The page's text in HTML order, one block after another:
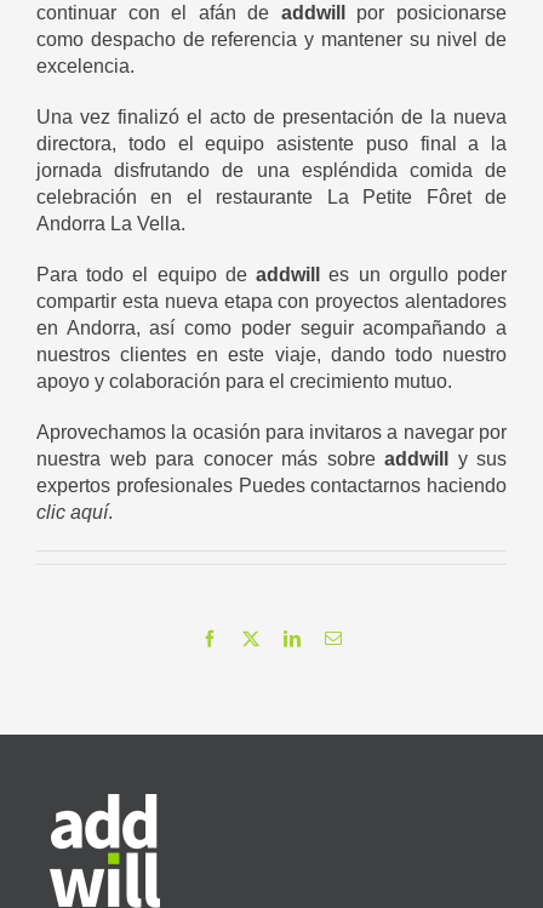
continuar con el afán de addwill
por posicionarse
como despacho de referencia y mantener su nivel de
excelencia.
Una vez finalizó el acto de presentación de la nueva
directora, todo el equipo asistente puso final a la
jornada disfrutando de una espléndida comida de
celebración en el restaurante La Petite Fôret de
Andorra La Vella.
Para todo el equipo deaddwilles un orgullo poder
compartir esta nueva etapa con proyectos alentadores
en Andorra, así como poder seguir acompañando a
nuestros clientes en este viaje, dando todo nuestro
apoyo y colaboración para el crecimiento mutuo.
Aprovechamos la ocasión para invitaros a navegar por
nuestra web para conocer más sobre addwill
y sus
expertos profesionales Puedes contactarnos haciendo
clic aquí.
Facebook LinkedInCorreo